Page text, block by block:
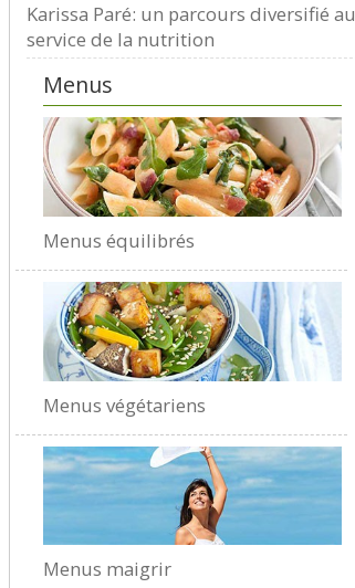
Karissa Paré: un parcours diversifié au
service de la nutrition
Menus
Menus équilibrés
Menus végétariens
Menus maigrir